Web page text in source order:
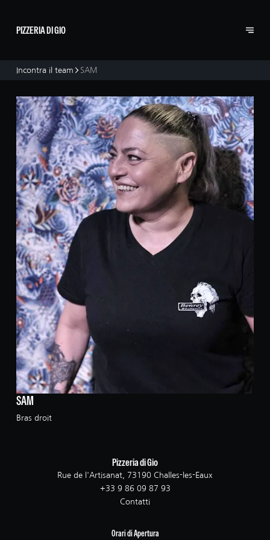
PIZZERIA DI GIO
Incontra il team SAM
SAM
Bras droit
Pizzeria di Gio
Rue de l'Artisanat, 73190 Challes-les-Eaux
+33 9 86 09 87 93
Contatti
Orari di Apertura